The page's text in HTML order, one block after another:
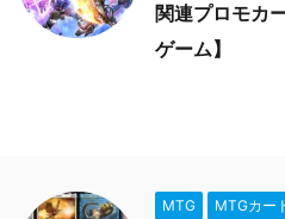
関連プロモカ
ゲーム】
MTG MTGカー